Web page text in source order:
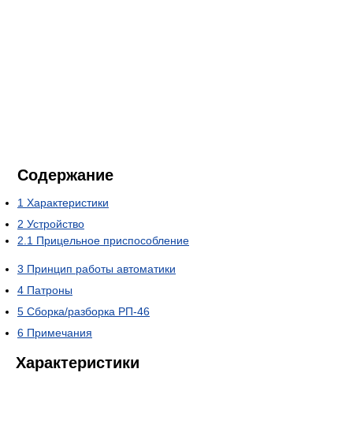
Содержание
1 Характеристики
2 Устройство
2.1 Прицельное приспособление
3 Принцип работы автоматики
4 Патроны
5 Сборка/разборка РП-46
6 Примечания
Характеристики